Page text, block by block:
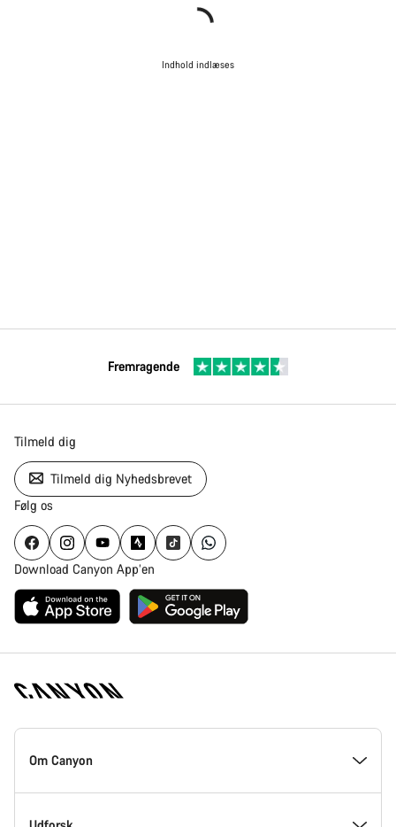
Indhold indlæses
Fremragende
Tilmeld dig
Tilmeld dig Nyhedsbrevet
Følg os
Download Canyon App’en
Canyon
Hjemmeside
Om Canyon